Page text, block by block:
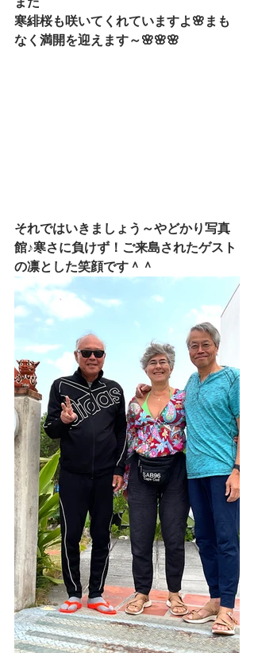
寒緋桜も咲いてくれていますよ🌸まも
なく満開を迎えます～🌸🌸🌸
それではいきましょう～やどかり写真
館♪寒さに負けず！ご来島されたゲスト
の凛とした笑顔です＾＾